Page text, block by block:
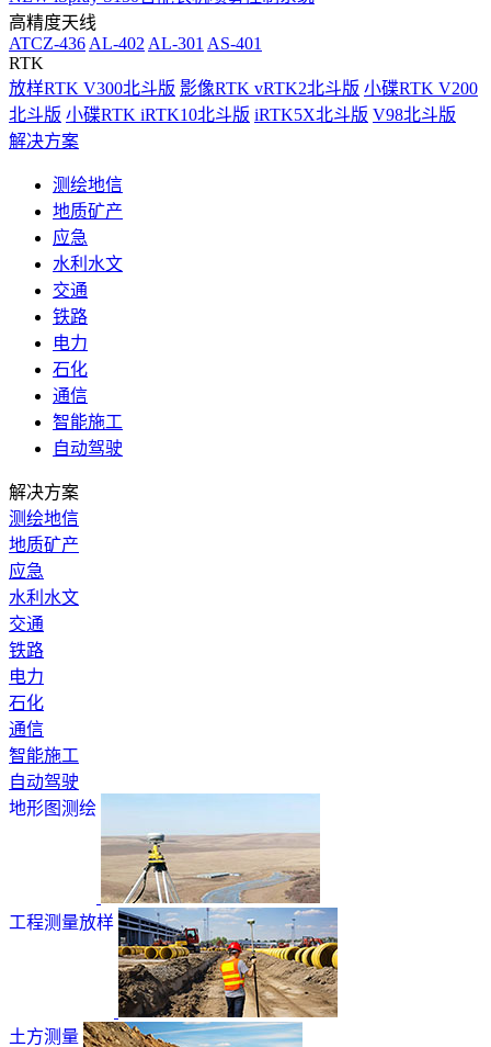
高精度天线
ATCZ-436 AL-402 AL-301 AS-401
RTK
放样RTK V300北斗版 影像RTK vRTK2北斗版 小碟RTK V200
北斗版 小碟RTK iRTK10北斗版 iRTK5X北斗版 V98北斗版
解决方案
测绘地信
地质矿产
应急
水利水文
交通
铁路
电力
石化
通信
智能施工
自动驾驶
解决方案
测绘地信
地质矿产
应急
水利水文
交通
铁路
电力
石化
通信
智能施工
自动驾驶
地形图测绘
工程测量放样
土方测量